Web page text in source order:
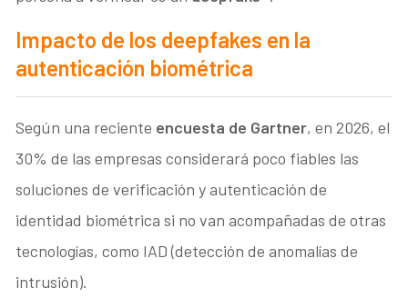
Impacto de los deepfakes en la
autenticación biométrica
Según una reciente encuesta de Gartner, en 2026, el
30% de las empresas considerará poco fiables las
soluciones de verificación y autenticación de
identidad biométrica si no van acompañadas de otras
tecnologías, como IAD (detección de anomalías de
intrusión).